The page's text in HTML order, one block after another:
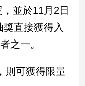
並於11月2日
直接獲得入
之一。
則可獲得限量